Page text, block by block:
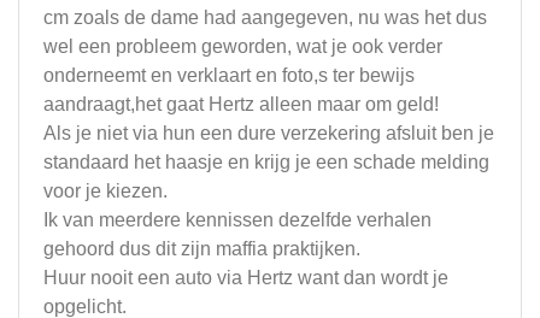
cm zoals de dame had aangegeven, nu was het dus
wel een probleem geworden, wat je ook verder
onderneemt en verklaart en foto,s ter bewijs
aandraagt,het gaat Hertz alleen maar om geld!
Als je niet via hun een dure verzekering afsluit ben je
standaard het haasje en krijg je een schade melding
voor je kiezen.
Ik van meerdere kennissen dezelfde verhalen
gehoord dus dit zijn maffia praktijken.
Huur nooit een auto via Hertz want dan wordt je
opgelicht.